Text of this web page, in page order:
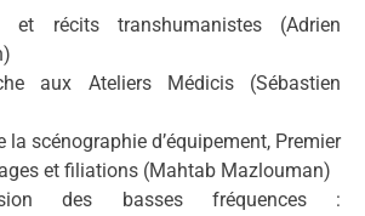
et récits transhumanistes (Adrien
aux Ateliers Médicis (Sébastien
la scénographie d’équipement, Premier
et filiations (Mahtab Mazlouman)
des basses fréquences :